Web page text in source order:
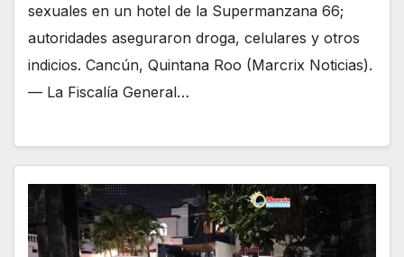
sexuales en un hotel de la Supermanzana 66;
autoridades aseguraron droga, celulares y otros
indicios. Cancún, Quintana Roo (Marcrix Noticias).
— La Fiscalía General…